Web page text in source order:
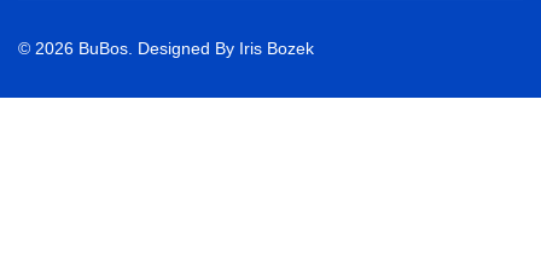
© 2026 BuBos. Designed By Iris Bozek